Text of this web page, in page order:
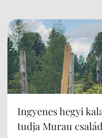
Ingyenes hegyi
tudja Murau